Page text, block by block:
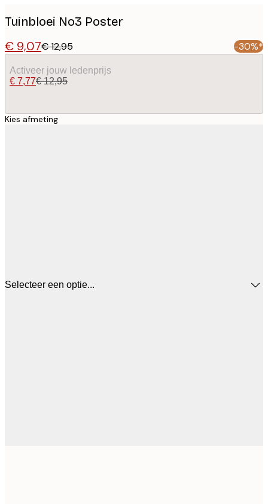
Tuinbloei No3 Poster
€ 9,07€ 12,95 -30%*
Activeer jouw ledenprijs
€ 7,77€ 12,95
Kies afmeting
Selecteer een optie...